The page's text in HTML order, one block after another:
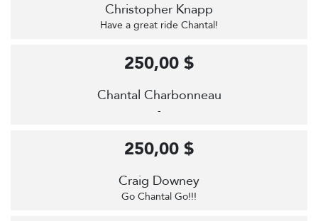
Christopher Knapp
Have a great ride Chantal!
Chantal Charbonneau
-
250,00 $
Craig Downey
Go Chantal Go!!!
250,00 $